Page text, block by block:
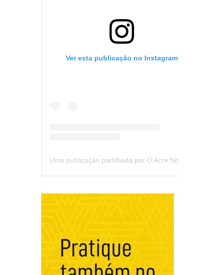
Ver esta publicação no Instagram